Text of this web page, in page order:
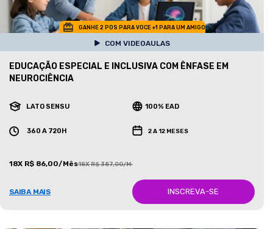
GANHE 2 POS PARA VOCE +1 PARA UM AMIGO
COM VIDEOAULAS
EDUCAÇÃO ESPECIAL E INCLUSIVA COM ÊNFASE EM
NEUROCIÊNCIA
LATO SENSU 100% EAD
360 A 720H 2 A 12 MESES
18X R$ 86,00/Mês18X R$ 387,00/Mês
SAIBA MAIS INSCREVA-SE